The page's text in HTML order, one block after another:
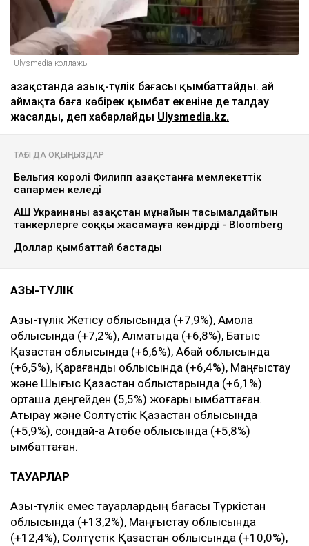
Ulysmedia коллажы
Қазақстанда азық-түлік бағасы қымбаттайды. Қай
аймақта баға көбірек қымбат екеніне де талдау
жасалды, деп хабарлайды Ulysmedia.kz.
ТАҒЫ ДА ОҚЫҢЫЗДАР
Бельгия королі Филипп Қазақстанға мемлекеттік
сапармен келеді
АҚШ Украинаны Қазақстан мұнайын тасымалдайтын
танкерлерге соққы жасамауға көндірді - Bloomberg
Доллар қымбаттай бастады
АЗЫҚ-ТҮЛІК
Азық-түлік Жетісу облысында (+7,9%), Ақмола
облысында (+7,2%), Алматыда (+6,8%), Батыс
Қазақстан облысында (+6,6%), Абай облысында
(+6,5%), Қарағанды облысында (+6,4%), Маңғыстау
және Шығыс Қазақстан облыстарында (+6,1%)
орташа деңгейден (5,5%) жоғары қымбаттаған.
Атырау және Солтүстік Қазақстан облысында
(+5,9%), сондай-ақ Ақтөбе облысында (+5,8%)
қымбаттаған.
ТАУАРЛАР
Азық-түлік емес тауарлардың бағасы Түркістан
облысында (+13,2%), Маңғыстау облысында
(+12,4%), Солтүстік Қазақстан облысында (+10,0%),